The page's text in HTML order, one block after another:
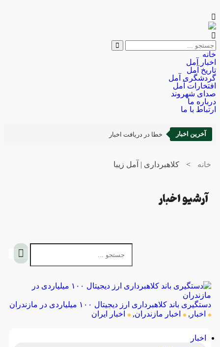
خانه
اخبار آمل
تاریخ آمل
گردشگری آمل
افتخارات آمل
صدای شهروند
درباره ما
ارتباط با ما
آخرین اخبار خطا در دریافت اخبار
خانه > کلاهبرداری | آمل زیبا
آرشیو اخبار
دستگیری باند کلاهبرداری ارز دیجیتال ۱۰۰ میلیاردی در مازندران
اخبار , اخبار مازندران, اخبار ایران
اخبار